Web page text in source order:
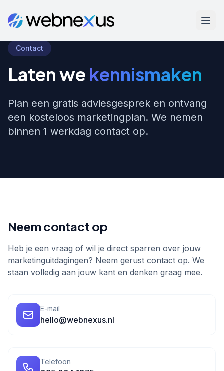
Contact
Laten we kennismaken
Plan een gratis adviesgesprek en ontvang
een kosteloos marketingplan. We nemen
binnen 1 werkdag contact op.
Neem contact op
Heb je een vraag of wil je direct sparren over jouw
marketinguitdagingen? Neem gerust contact op. We
staan volledig aan jouw kant en denken graag mee.
E-mail
hello@webnexus.nl
Telefoon